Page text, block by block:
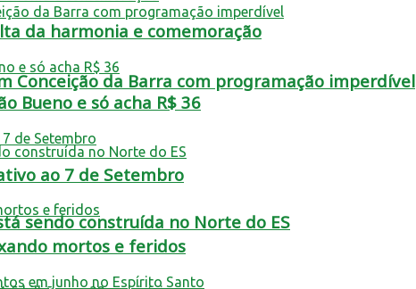
Conceição da Barra com programação imperdível
sendo construída no Norte do ES
da harmonia e comemoração
Bueno e só acha R$ 36
ao 7 de Setembro
mortos e feridos